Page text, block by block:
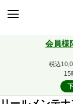
会員様
税込
15